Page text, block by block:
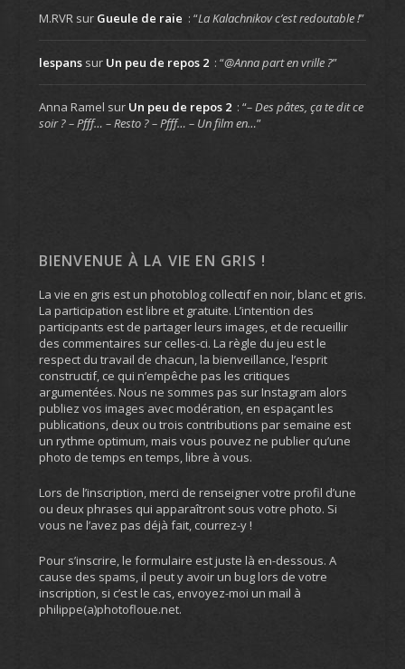
M.RVRsur Gueule de raie : “La Kalachnikov c’est redoutable !”
lespanssur Un peu de repos 2 : “@Anna part en vrille ?”
Anna Ramel sur Un peu de repos 2 : “– Des pâtes, ça te dit ce
soir ? – Pfff… – Resto ? – Pfff… – Un film en…”
BIENVENUE À LA VIE EN GRIS !
La vie en gris est un photoblog collectif en noir, blanc et gris.
La participation est libre et gratuite. L’intention des
participants est de partager leurs images, et de recueillir
des commentaires sur celles-ci. La règle du jeu est le
respect du travail de chacun, la bienveillance, l’esprit
constructif, ce qui n’empêche pas les critiques
argumentées. Nous ne sommes pas sur Instagram alors
publiez vos images avec modération, en espaçant les
publications, deux ou trois contributions par semaine est
un rythme optimum, mais vous pouvez ne publier qu’une
photo de temps en temps, libre à vous.
Lors de l’inscription, merci de renseigner votre profil d’une
ou deux phrases qui apparaîtront sous votre photo. Si
vous ne l’avez pas déjà fait, courrez-y !
Pour s’inscrire, le formulaire est juste là en-dessous. A
cause des spams, il peut y avoir un bug lors de votre
inscription, si c’est le cas, envoyez-moi un mail à
philippe(a)photofloue.net.